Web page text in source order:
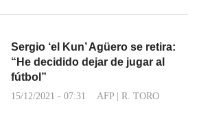
Sergio ‘el Kun’ Agüero se retira:
“He decidido dejar de jugar al
fútbol”
15/12/2021 - 07:31 AFP | R. TORO